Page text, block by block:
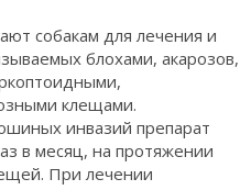
собакам для лечения и
блохами, акарозов,
клещами.
инвазий препарат
в месяц, на протяжении
При лечении